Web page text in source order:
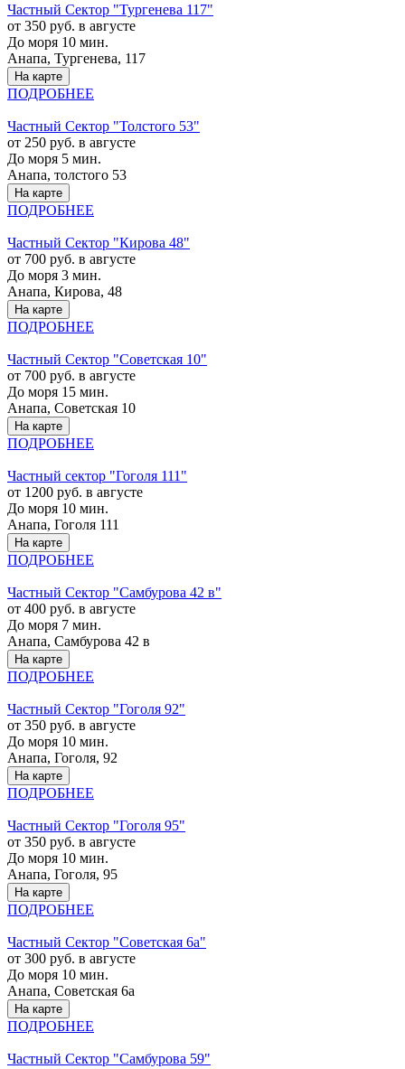
Частный Cектор "Тургенева 117"
от 350 руб. в августе
До моря 10 мин.
Анапа, Тургенева, 117
На карте
ПОДРОБНЕЕ
Частный Cектор "Толстого 53"
от 250 руб. в августе
До моря 5 мин.
Анапа, толстого 53
На карте
ПОДРОБНЕЕ
Частный Cектор "Кирова 48"
от 700 руб. в августе
До моря 3 мин.
Анапа, Кирова, 48
На карте
ПОДРОБНЕЕ
Частный Cектор "Советская 10"
от 700 руб. в августе
До моря 15 мин.
Анапа, Советская 10
На карте
ПОДРОБНЕЕ
Частный сектор "Гоголя 111"
от 1200 руб. в августе
До моря 10 мин.
Анапа, Гоголя 111
На карте
ПОДРОБНЕЕ
Частный Cектор "Самбурова 42 в"
от 400 руб. в августе
До моря 7 мин.
Анапа, Самбурова 42 в
На карте
ПОДРОБНЕЕ
Частный Cектор "Гоголя 92"
от 350 руб. в августе
До моря 10 мин.
Анапа, Гоголя, 92
На карте
ПОДРОБНЕЕ
Частный Cектор "Гоголя 95"
от 350 руб. в августе
До моря 10 мин.
Анапа, Гоголя, 95
На карте
ПОДРОБНЕЕ
Частный Cектор "Советская 6а"
от 300 руб. в августе
До моря 10 мин.
Анапа, Советская 6а
На карте
ПОДРОБНЕЕ
Частный Cектор "Самбурова 59"